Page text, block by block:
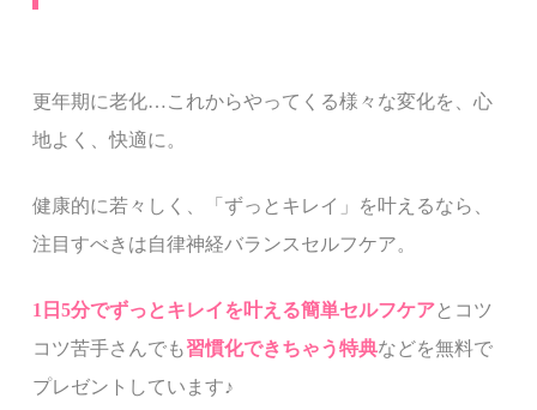
更年期に老化…これからやってくる様々な変化を、心
地よく、快適に。
健康的に若々しく、
「ずっとキレイ」を叶えるなら、
注目すべきは自律神経バランスセルフケア。
1 日5分でずっとキレイを叶える簡単セルフケアとコツ
コツ苦手さんでも習慣化できちゃう特典などを無料で
プレゼントしています♪